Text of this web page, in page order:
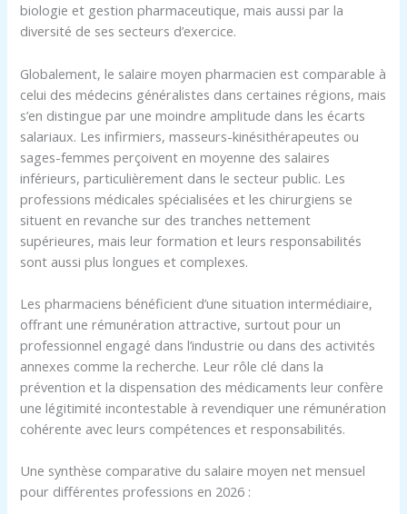
biologie et gestion pharmaceutique, mais aussi par la
diversité de ses secteurs d’exercice.
Globalement, le salaire moyen pharmacien est comparable à
celui des médecins généralistes dans certaines régions, mais
s’en distingue par une moindre amplitude dans les écarts
salariaux. Les infirmiers, masseurs-kinésithérapeutes ou
sages-femmes perçoivent en moyenne des salaires
inférieurs, particulièrement dans le secteur public. Les
professions médicales spécialisées et les chirurgiens se
situent en revanche sur des tranches nettement
supérieures, mais leur formation et leurs responsabilités
sont aussi plus longues et complexes.
Les pharmaciens bénéficient d’une situation intermédiaire,
offrant une rémunération attractive, surtout pour un
professionnel engagé dans l’industrie ou dans des activités
annexes comme la recherche. Leur rôle clé dans la
prévention et la dispensation des médicaments leur confère
une légitimité incontestable à revendiquer une rémunération
cohérente avec leurs compétences et responsabilités.
Une synthèse comparative du salaire moyen net mensuel
pour différentes professions en 2026 :